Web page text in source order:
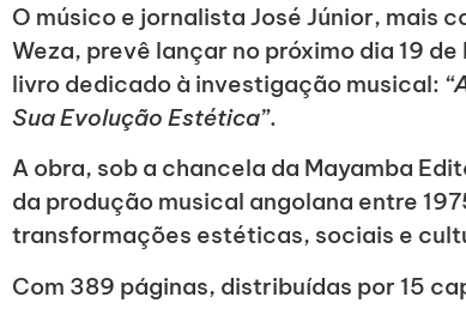
O músico e jornalista José Júnior, mais
Weza, prevê lançar no próximo dia 19
livro dedicado à investigação musical:
Sua Evolução Estética”.
A obra, sob a chancela da Mayamba
da produção musical angolana entre
transformações estéticas, sociais e
Com 389 páginas, distribuídas por 15